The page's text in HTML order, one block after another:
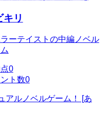
キリ
ーテイストの中編ノベル
0
ト数0
アルノベルゲーム！ [あ